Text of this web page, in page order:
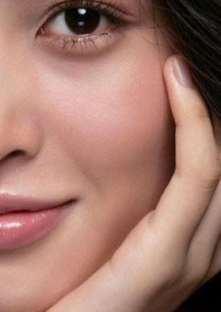
FACEBOOK GOOGLE